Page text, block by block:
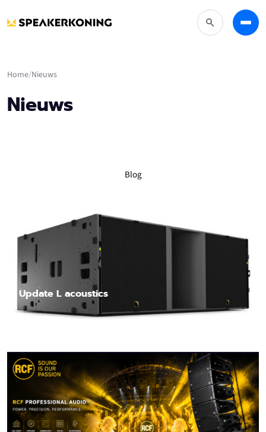
Zoeken
Home Nieuws
Nieuws
Blog
Update L acoustics